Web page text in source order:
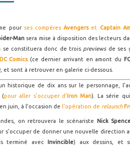
pour ses compèresAvengers et Captain
Man sera mise à disposition des lecteurs
se constituera donc de trois previewsde ses
DC Comics(ce dernier arrivant en amont du
et sont à retrouver en galerie ci-dessous.
historique de dix ans sur le personnage,
(pour aller s'occuper d'Iron Man). La série
juin, à l'occasion de l'opération de relaunch
on retrouvera le scénariste Nick
s'occuper de donner une nouvelle direction
terminé avec Invincible) aux dessins, et